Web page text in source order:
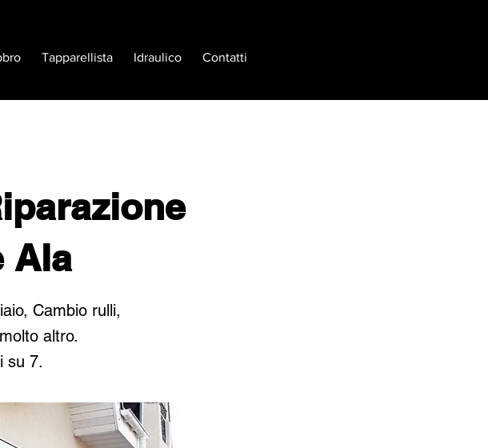
Tapparellista Idraulico Contatti
Ala
Cambio rulli,
altro.
su 7.